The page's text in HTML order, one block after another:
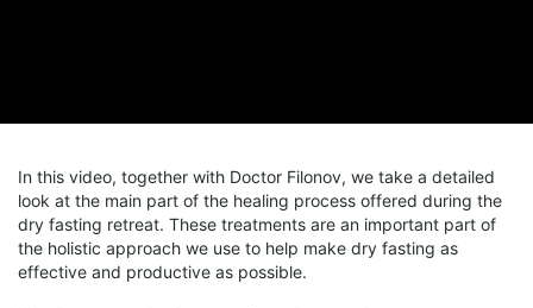
In this video, together with Doctor Filonov, we take a detailed
look at the main part of the healing process offered during the
dry fasting retreat. These treatments are an important part of
the holistic approach we use to help make dry fasting as
effective and productive as possible.